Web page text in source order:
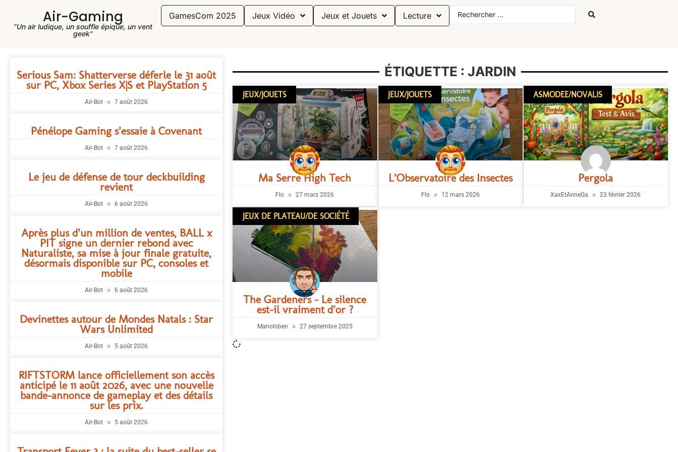
Air-Gaming
"Un air ludique, un souffle épique, un vent
geek"
GamesCom 2025 Jeux Vidéo Jeux et Jouets Lecture
Serious Sam: Shatterverse déferle le 31 août
sur PC, Xbox Series X|S et PlayStation 5
Air-Bot 7 août 2026
Pénélope Gaming s’essaie à Covenant
Air-Bot 7 août 2026
Le jeu de défense de tour deckbuilding
revient
Air-Bot 6 août 2026
Après plus d’un million de ventes, BALL x
PIT signe un dernier rebond avec
Naturaliste, sa mise à jour finale gratuite,
désormais disponible sur PC, consoles et
mobile
Air-Bot 6 août 2026
Devinettes autour de Mondes Natals : Star
Wars Unlimited
Air-Bot 5 août 2026
RIFTSTORM lance officiellement son accès
anticipé le 11 août 2026, avec une nouvelle
bande-annonce de gameplay et des détails
sur les prix.
Air-Bot 5 août 2026
ÉTIQUETTE : JARDIN
JEUX/JOUETS
Ma Serre High Tech
Flo 27 mars 2026
JEUX/JOUETS
L’Observatoire des Insectes
Flo 12 mars 2026
ASMODEE/NOVALIS
Pergola
XaxEtAnneGa 23 février 2026
JEUX DE PLATEAU/DE SOCIÉTÉ
The Gardeners – Le silence
est-il vraiment d’or ?
Manoloben 27 septembre 2025